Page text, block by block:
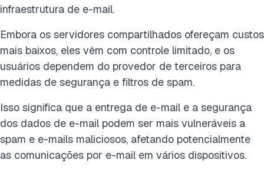
infraestrutura de e-mail.
Embora os servidores compartilhados ofereçam custos
mais baixos, eles vêm com controle limitado, e os
usuários dependem do provedor de terceiros para
medidas de segurança e filtros de spam.
Isso significa que a entrega de e-mail e a segurança
dos dados de e-mail podem ser mais vulneráveis a
spam e e-mails maliciosos, afetando potencialmente
as comunicações por e-mail em vários dispositivos.